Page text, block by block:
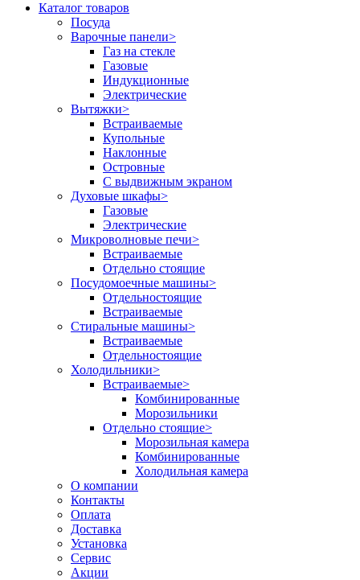
Каталог товаров
Посуда
Варочные панели>
Газ на стекле
Газовые
Индукционные
Электрические
Вытяжки>
Встраиваемые
Купольные
Наклонные
Островные
С выдвижным экраном
Духовые шкафы>
Газовые
Электрические
Микроволновые печи>
Встраиваемые
Отдельно стоящие
Посудомоечные машины>
Отдельностоящие
Встраиваемые
Стиральные машины>
Встраиваемые
Отдельностоящие
Холодильники>
Встраиваемые>
Комбинированные
Морозильники
Отдельно стоящие>
Морозильная камера
Комбинированные
Холодильная камера
О компании
Контакты
Оплата
Доставка
Установка
Сервис
Акции